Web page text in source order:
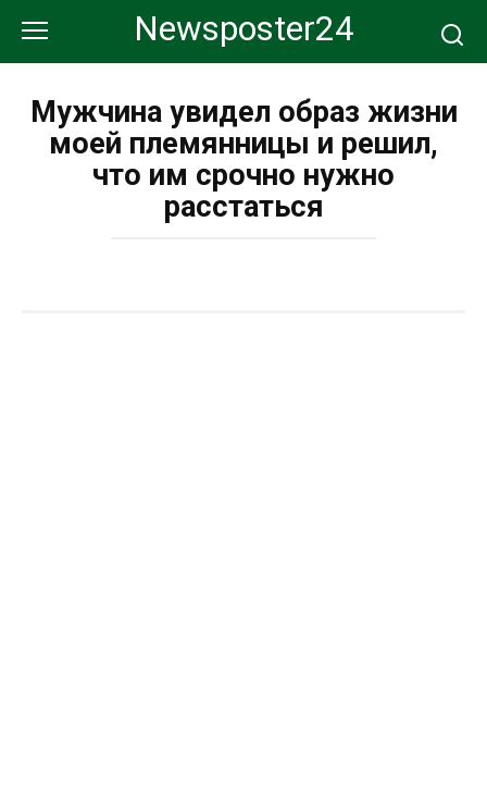
контенту
Newsposter24
Мужчина увидел образ жизни
моей племянницы и решил,
что им срочно нужно
расстаться